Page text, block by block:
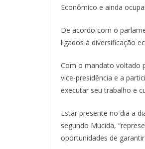
Econômico e ainda
De acordo com o
ligados à diversificação
Com o mandato voltado
vice-presidência e a
executar seu trabalho e
Estar presente no dia a
segundo Mucida,
oportunidades de